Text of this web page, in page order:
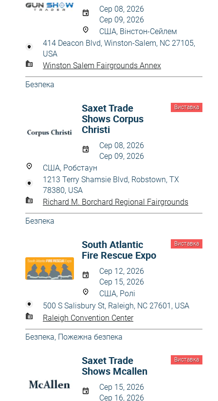
Сер 08, 2026
Сер 09, 2026
США, Вінстон-Сейлем
414 Deacon Blvd, Winston-Salem, NC 27105,
USA
Winston Salem Fairgrounds Annex
Безпека
Виставка
Saxet Trade
Shows Corpus
Christi
Сер 08, 2026
Сер 09, 2026
США, Робстаун
1213 Terry Shamsie Blvd, Robstown, TX
78380, USA
Richard M. Borchard Regional Fairgrounds
Безпека
Виставка
South Atlantic
Fire Rescue Expo
Сер 12, 2026
Сер 15, 2026
США, Ролі
500 S Salisbury St, Raleigh, NC 27601, USA
Raleigh Convention Center
Безпека, Пожежна безпека
Виставка
Saxet Trade
Shows Mcallen
Сер 15, 2026
Сер 16, 2026